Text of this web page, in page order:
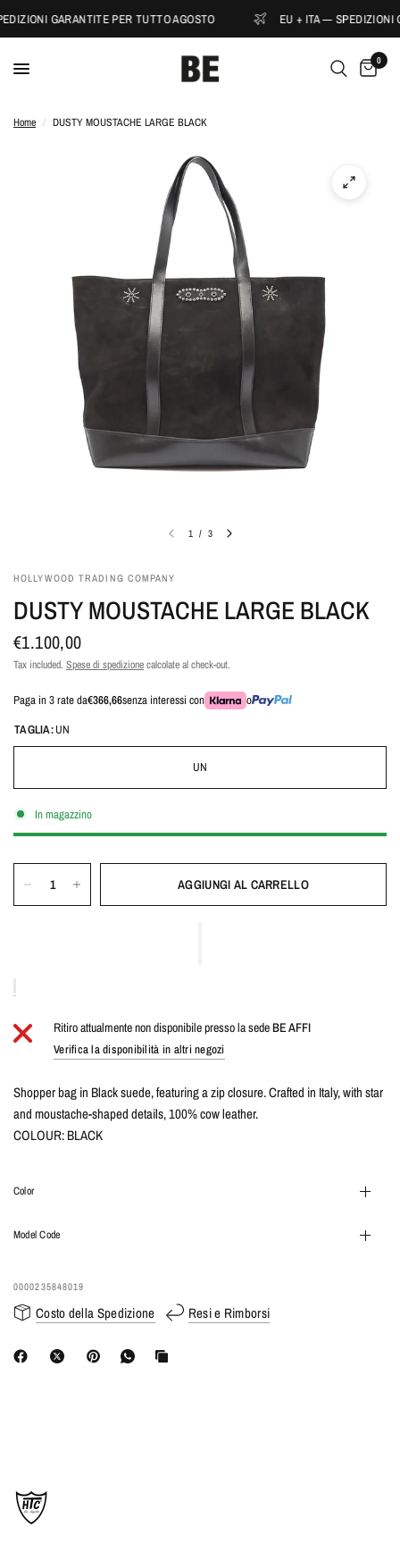
GARANTITE PER TUTTO AGOSTO EU + ITA — SPEDIZIONI
0
Home / DUSTY MOUSTACHE LARGE BLACK
1 / 3
HOLLYWOOD TRADING COMPANY
DUSTY MOUSTACHE LARGE BLACK
€1.100,00
Tax included. Spese di spedizionecalcolate al check-out.
Paga in 3 rate da€366,66senza interessi con
o
TAGLIA:UN
UN
In magazzino
AGGIUNGI AL CARRELLO
Ritiro attualmente non disponibile presso la sedeBE AFFI
Verifica la disponibilità in altri negozi
Shopper bag in Black suede, featuring a zip closure. Crafted in Italy, with star
and moustache-shaped details, 100% cow leather.
COLOUR: BLACK
Color
Model Code
0000235848019
Costo della Spedizione Resi e Rimborsi